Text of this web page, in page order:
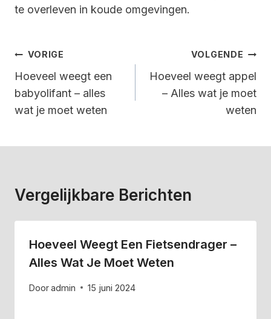
te overleven in koude omgevingen.
Bericht
Navigatie
VORIGE
Hoeveel weegt een
babyolifant – alles
wat je moet weten
VOLGENDE
Hoeveel weegt appel
– Alles wat je moet
weten
Vergelijkbare Berichten
Hoeveel Weegt Een Fietsendrager –
Alles Wat Je Moet Weten
Dooradmin 15 juni 2024